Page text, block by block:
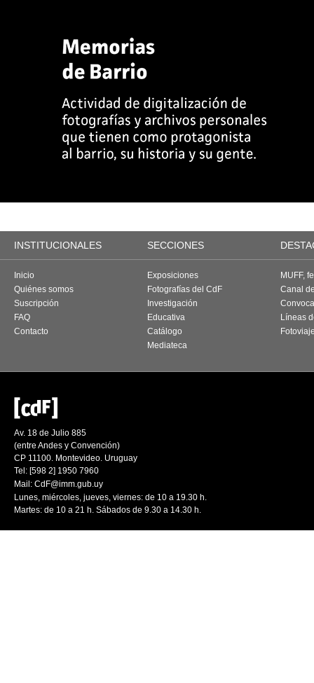
INSTITUCIONALES SECCIONES
Inicio
Quiénes somos
Suscripción
FAQ
Contacto
Exposiciones
Fotografías del CdF
Investigación
Educativa
Catálogo
Mediateca
MUFF,
Canal
Líneas
Av. 18 de Julio 885
(entre Andes y Convención)
CP 11100. Montevideo. Uruguay
Tel: [598 2] 1950 7960
Mail: CdF@imm.gub.uy
Lunes, miércoles, jueves, viernes: de 10 a 19.30 h.
Martes: de 10 a 21 h. Sábados de 9.30 a 14.30 h.